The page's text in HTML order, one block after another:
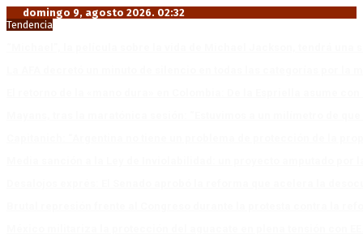
domingo 9, agosto 2026. 02:32
Tendencia